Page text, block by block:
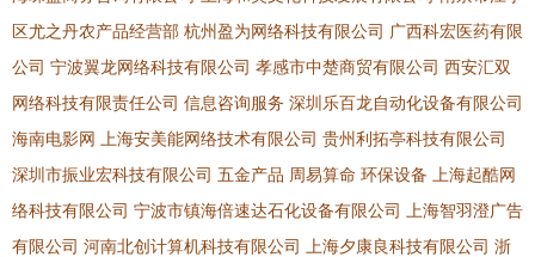
区尤之丹农产品经营部 杭州盈为网络科技有限公司 广西科宏医药有限
公司 宁波翼龙网络科技有限公司 孝感市中楚商贸有限公司 西安汇双
网络科技有限责任公司 信息咨询服务 深圳乐百龙自动化设备有限公司
海南电影网
上海安美能网络技术有限公司 贵州利拓亭科技有限公司
深圳市振业宏科技有限公司 五金产品 周易算命 环保设备
上海起酷网
络科技有限公司 宁波市镇海倍速达石化设备有限公司
上海智羽澄广告
有限公司 河南北创计算机科技有限公司 上海夕康良科技有限公司 浙